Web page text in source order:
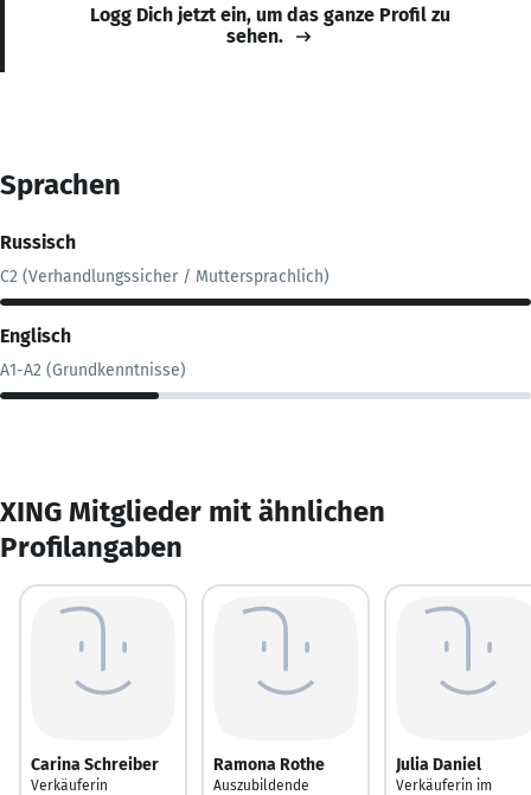
Logg Dich jetzt ein, um das ganze Profil zu
sehen.
Sprachen
Russisch
C2 (Verhandlungssicher / Muttersprachlich)
Englisch
A1-A2 (Grundkenntnisse)
XING Mitglieder mit ähnlichen
Profilangaben
Carina Schreiber
Verkäuferin
Ramona Rothe
Auszubildende
Julia Daniel
Verkäuferin im